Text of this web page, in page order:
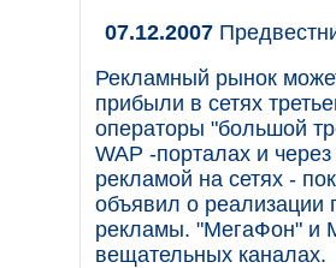
07.12.2007
Рекламный рынок
прибыли в сетях
операторы "большой
WAP -порталах и
рекламой на сетях -
объявил о реализации
рекламы. "МегаФон" и
вещательных каналах.